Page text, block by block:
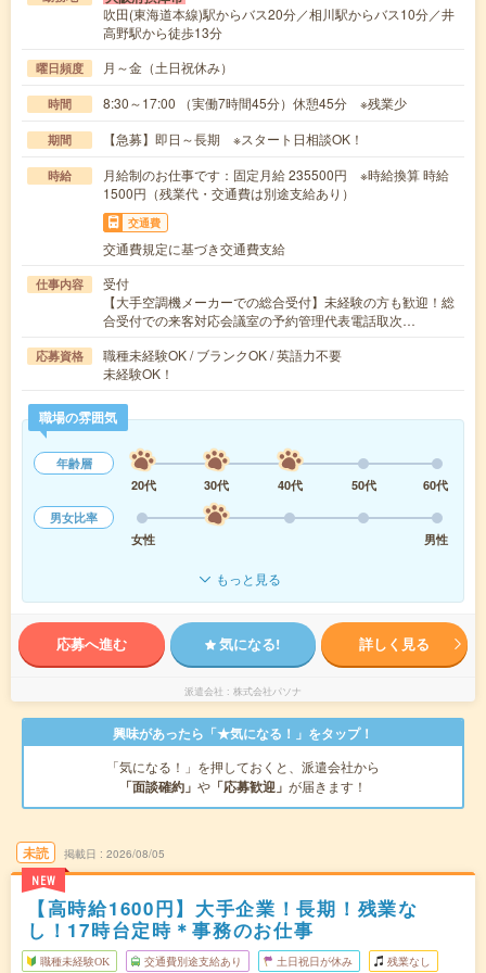
吹田(東海道本線)駅からバス20分／相川駅からバス10分／井
高野駅から徒歩13分
曜日頻度 月～金（土日祝休み）
時間 8:30～17:00 （実働7時間45分）休憩45分 ※残業少
期間 【急募】即日～長期 ※スタート日相談OK！
時給
月給制のお仕事です：固定月給 235500円 ※時給換算 時給
1500円（残業代・交通費は別途支給あり）
交通費
交通費規定に基づき交通費支給
仕事内容
受付
【大手空調機メーカーでの総合受付】未経験の方も歓迎！総
合受付での来客対応会議室の予約管理代表電話取次…
応募資格
職種未経験OK / ブランクOK / 英語力不要
未経験OK！
職場の雰囲気
年齢層
20代
30代 40代 50代
60代
男女比率
女性
男性
もっと見る
応募へ進む 気になる! 詳しく見る
派遣会社 株式会社パソナ
興味があったら「★気になる！」をタップ！
「気になる！」を押しておくと、派遣会社から
「面談確約」 や 「応募歓迎」 が届きます！
未読
NEW
掲載日 2026/08/05
【高時給1600円】大手企業！長期！残業な
し！17時台定時＊事務のお仕事
職種未経験OK 交通費別途支給あり 土日祝日が休み 残業なし